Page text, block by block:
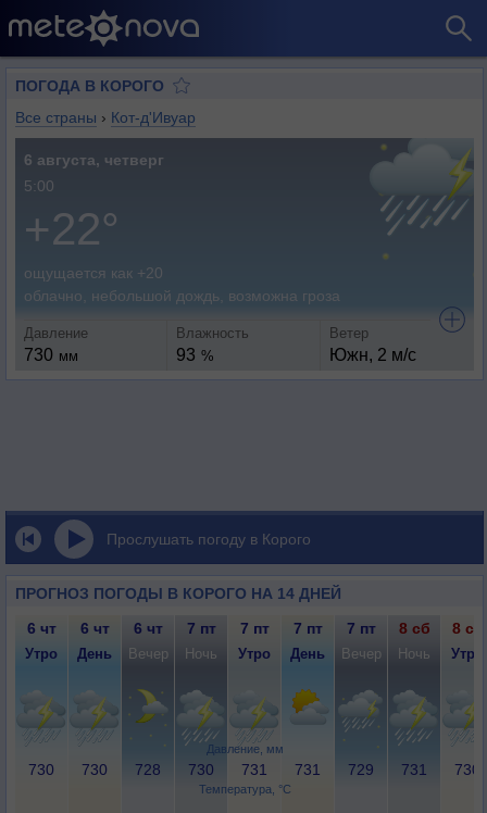
ПОГОДА В КОРОГО
Все страны › Кот-д'Ивуар
6 августа, четверг
5:00
+22°
ощущается как +20
облачно, небольшой дождь, возможна гроза
Давление
730 мм
Влажность
93 %
Ветер
Южн, 2 м/с
Прослушать погоду в Корого
ПРОГНОЗ ПОГОДЫ В КОРОГО НА 14 ДНЕЙ
Давление, мм
Температура, °C
6 чт 6 чт 6 чт 7 пт 7 пт 7 пт 7 пт 8 сб 8 сб
Утро День Вечер Ночь Утро День Вечер Ночь Утро
730 730 728 730 731 731 729 731 730